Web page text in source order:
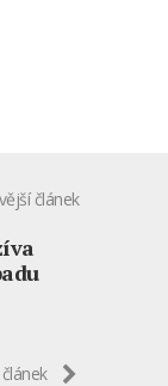
článek